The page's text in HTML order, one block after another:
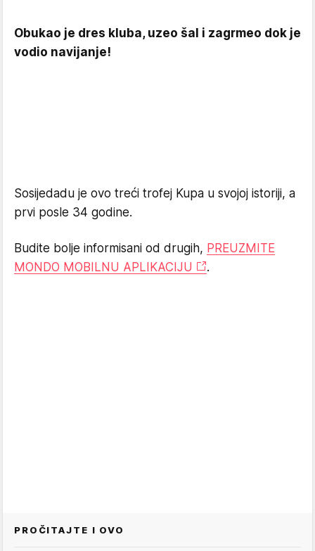
Obukao je dres kluba, uzeo šal i zagrmeo dok je
vodio navijanje!
Sosijedadu je ovo treći trofej Kupa u svojoj istoriji, a
prvi posle 34 godine.
Budite bolje informisani od drugih, PREUZMITE
MONDO MOBILNU APLIKACIJU
.
PROČITAJTE I OVO